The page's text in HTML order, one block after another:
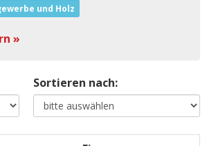
und Holz
»
Sortieren nach: